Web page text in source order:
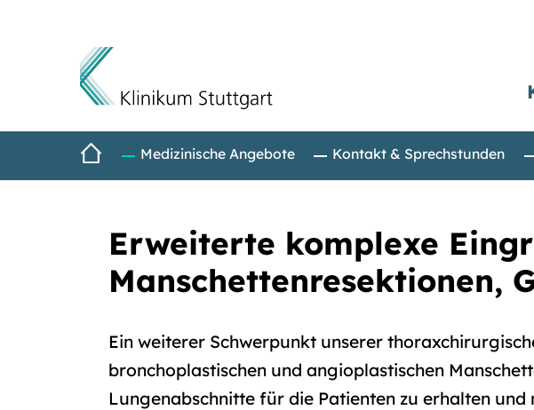
Direkt zum Inhalt
StartseiteMedizinische Angebote Kontakt & Sprechstunden
Erweiterte komplexe
Manschettenresektionen,
Ein weiterer Schwerpunkt unserer
bronchoplastischen und angioplastischen
Lungenabschnitte für die Patienten zu erhalten